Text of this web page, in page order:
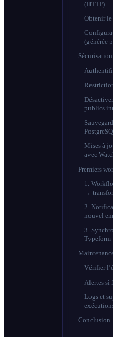
(HTTP)
Obtenir
(générée
publics
Mises à
avec
Premiers
1.
→
2.
nouvel
3.
Vérifier
Alertes si
Logs et
Conclusion